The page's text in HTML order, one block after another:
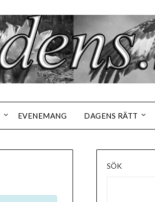
EVENEMANG DAGENS RÄTT
SÖK